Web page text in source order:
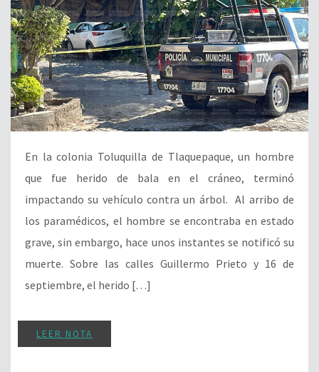
En la colonia Toluquilla de Tlaquepaque, un hombre
que fue herido de bala en el cráneo, terminó
impactando su vehículo contra un árbol. Al arribo de
los paramédicos, el hombre se encontraba en estado
grave, sin embargo, hace unos instantes se notificó su
muerte. Sobre las calles Guillermo Prieto y 16 de
septiembre, el herido […]
LEER NOTA